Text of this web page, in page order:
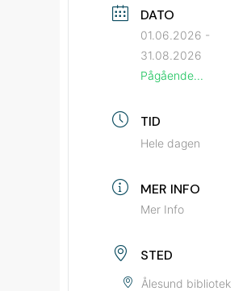
DATO
01.06.2026 -
31.08.2026
Pågående...
TID
Hele dagen
MER INFO
Mer Info
STED
Ålesund bibliotek